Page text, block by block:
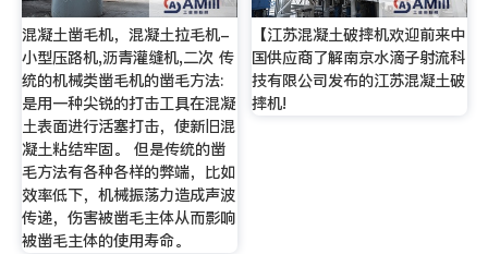
混凝土凿毛机，混凝土拉毛机-
小型压路机,沥青灌缝机,二次 传
统的机械类凿毛机的凿毛方法:
是用一种尖锐的打击工具在混凝
土表面进行活塞打击，使新旧混
凝土粘结牢固。 但是传统的凿
毛方法有各种各样的弊端，比如
效率低下，机械振荡力造成声波
传递，伤害被凿毛主体从而影响
被凿毛主体的使用寿命。
【江苏混凝土破摔机欢迎前来中
国供应商了解南京水滴子射流科
技有限公司发布的江苏混凝土破
摔机!